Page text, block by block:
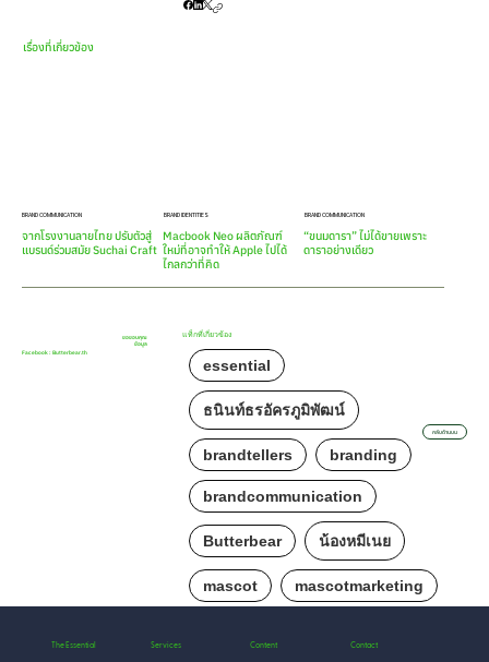
เรื่องที่เกี่ยวข้อง
BRAND COMMUNICATION
จากโรงงานลายไทย ปรับตัวสู่
แบรนด์ร่วมสมัย Suchai Craft
BRAND IDENTITIES
Macbook Neo ผลิตภัณฑ์
ใหม่ที่อาจทำให้ Apple ไปได้
ไกลกว่าที่คิด
BRAND COMMUNICATION
“ขนมดารา” ไม่ได้ขายเพราะ
ดาราอย่างเดียว
ขอขอบคุณ
ข้อมูล
Facebook : Butterbear.th
แท็กที่เกี่ยวข้อง
essential
ธนินท์ธรอัครภูมิพัฒน์
brandtellers branding
brandcommunication
Butterbear น้องหมีเนย
mascot mascotmarketing
กลับด้านบน
The Essential Services Content Contact